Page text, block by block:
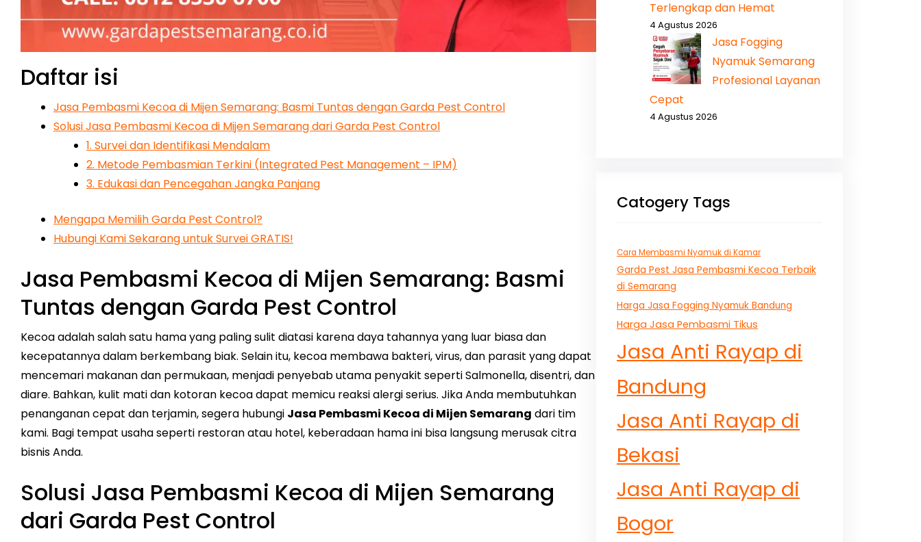
Daftar isi
Jasa Pembasmi Kecoa di Mijen Semarang: Basmi Tuntas dengan Garda Pest Control
Solusi Jasa Pembasmi Kecoa di Mijen Semarang dari Garda Pest Control
1. Survei dan Identifikasi Mendalam
2. Metode Pembasmian Terkini (Integrated Pest Management – IPM)
3. Edukasi dan Pencegahan Jangka Panjang
Mengapa Memilih Garda Pest Control?
Hubungi Kami Sekarang untuk Survei GRATIS!
Jasa Pembasmi Kecoa di Mijen Semarang: Basmi
Tuntas dengan Garda Pest Control
Kecoa adalah salah satu hama yang paling sulit diatasi karena daya tahannya yang luar biasa dan
kecepatannya dalam berkembang biak. Selain itu, kecoa membawa bakteri, virus, dan parasit yang dapat
mencemari makanan dan permukaan, menjadi penyebab utama penyakit seperti Salmonella, disentri, dan
diare. Bahkan, kulit mati dan kotoran kecoa dapat memicu reaksi alergi serius. Jika Anda membutuhkan
penanganan cepat dan terjamin, segera hubungi Jasa Pembasmi Kecoa di Mijen Semarang dari tim
kami. Bagi tempat usaha seperti restoran atau hotel, keberadaan hama ini bisa langsung merusak citra
bisnis Anda.
Solusi Jasa Pembasmi Kecoa di Mijen Semarang
dari Garda Pest Control
Terlengkap dan Hemat
4 Agustus 2026
Jasa Fogging
Nyamuk Semarang
Profesional Layanan
Cepat
4 Agustus 2026
Catogery Tags
Cara Membasmi Nyamuk di Kamar
Garda Pest Jasa Pembasmi Kecoa Terbaik
di Semarang
Harga Jasa Fogging Nyamuk Bandung
Harga Jasa Pembasmi Tikus
Jasa Anti Rayap di
Bandung
Jasa Anti Rayap di
Bekasi
Jasa Anti Rayap di
Bogor